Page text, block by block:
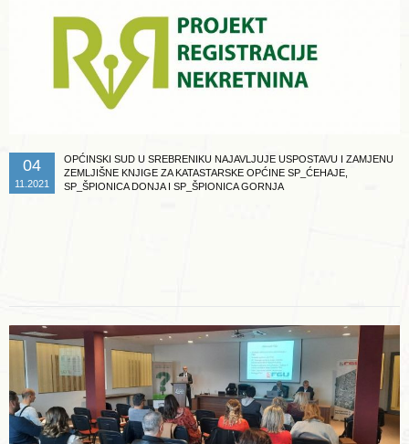
04
11.2021
OPĆINSKI SUD U SREBRENIKU NAJAVLJUJE USPOSTAVU I ZAMJENU
ZEMLJIŠNE KNJIGE ZA KATASTARSKE OPĆINE SP_ĆEHAJE,
SP_ŠPIONICA DONJA I SP_ŠPIONICA GORNJA